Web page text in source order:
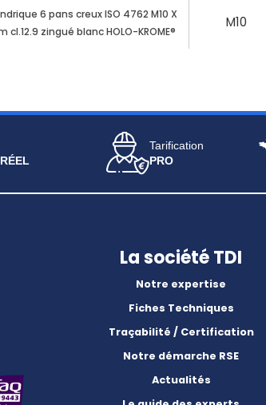
6 pans creux ISO 4762 M10 X
cl.12.9 zingué blanc HOLO-KROME®
M10
Tarification
PRO
La société TDI
Notre expertise
Fiches Techniques
Traçabilité / Certification
Notre démarche RSE
Actualités